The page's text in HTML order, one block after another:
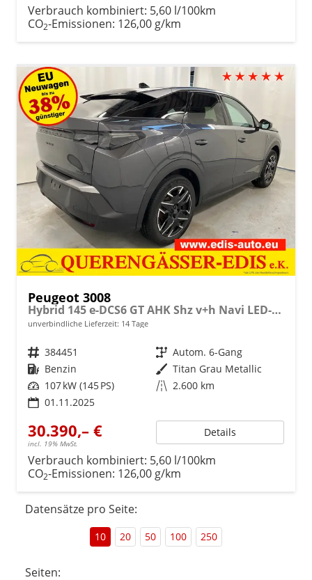
Verbrauch kombiniert: 5,60 l/100km
CO2-Emissionen: 126,00 g/km
Peugeot 3008
Hybrid 145 e-DCS6 GT AHK Shz v+h Navi LED-Pixel
unverbindliche Lieferzeit: 14 Tage
Fahrzeugnr. 384451 Getriebe Autom. 6-Gang
Kraftstoff Benzin Außenfarbe Titan Grau Metallic
Leistung 107 kW (145 PS) Kilometerstand 2.600 km
01.11.2025
30.390,– €
incl. 19% MwSt.
Details
Verbrauch kombiniert: 5,60 l/100km
CO2-Emissionen: 126,00 g/km
Datensätze pro Seite:
10 20 50 100 250
Seiten: